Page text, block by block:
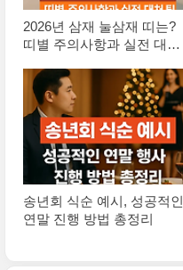
2026년 삼재 눌삼재 띠는?
띠별 주의사항과 실전 대처
송년회 식순 예시, 성공적인
연말 진행 방법 총정리